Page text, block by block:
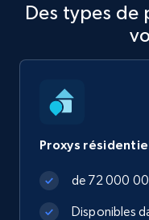
Des types de
Proxys
de 72 000
Disponibles